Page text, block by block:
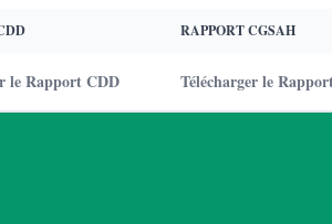
RAPPORT CGSAH
le Rapport CDD Télécharger le